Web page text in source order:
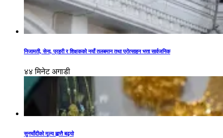
निजामती, सेना, प्रहरी र शिक्षकको नयाँ तलबमान तथा प्रोत्साहन भत्ता सार्वजनिक
४४ मिनेट अगाडी
सुनचाँदीको मूल्य ह्वात्तै बढ्यो